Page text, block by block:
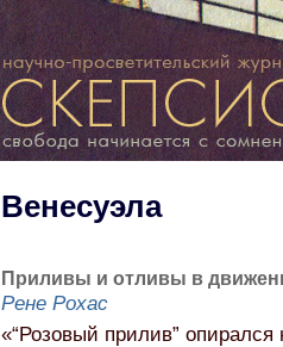
Венесуэла
Приливы и отливы в
Рене Рохас
«“Розовый прилив” опирался